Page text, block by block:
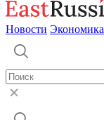
Новости Экономика